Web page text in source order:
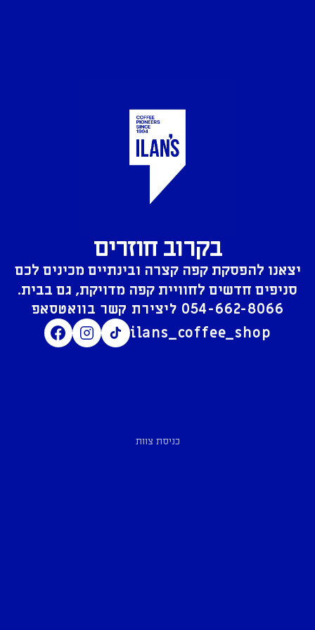
בקרוב חוזרים
יצאנו להפסקת קפה קצרה ובינתיים מכינים לכם
סניפים חדשים לחוויית קפה מדויקת, גם בבית.
054-662-8066
ilans_coffee_shop
כניסת צוות